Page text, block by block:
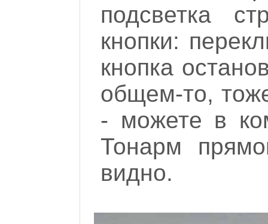
подсветка
кнопки:
кнопка
общем-то,
- можете в
Тонарм
видно.